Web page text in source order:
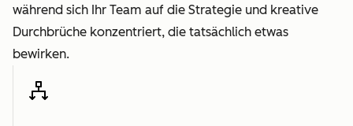
während sich Ihr Team auf die Strategie und kreative
Durchbrüche konzentriert, die tatsächlich etwas
bewirken.